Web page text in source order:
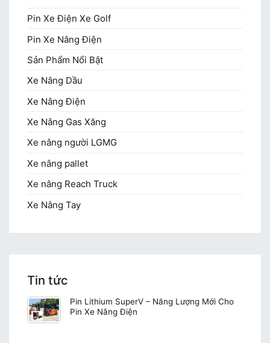
Pin Xe Điện Xe Golf
Pin Xe Nâng Điện
Sản Phẩm Nổi Bật
Xe Nâng Dầu
Xe Nâng Điện
Xe Nâng Gas Xăng
Xe nâng người LGMG
Xe nâng pallet
Xe nâng Reach Truck
Xe Nâng Tay
Tin tức
Pin Lithium SuperV – Năng Lượng Mới Cho
Pin Xe Nâng Điện